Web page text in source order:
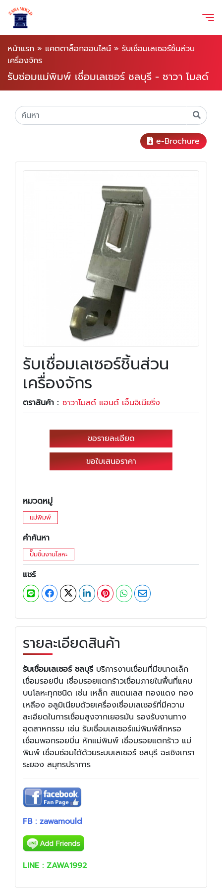
หน้าแรก » แคตตาล็อกออนไลน์ » รับเชื่อมเลเซอร์ชิ้นส่วน
เครื่องจักร
รับซ่อมแม่พิมพ์ เชื่อมเลเซอร์ ชลบุรี - ซาวา โมลด์
e-Brochure
รับเชื่อมเลเซอร์ชิ้นส่วน
เครื่องจักร
ตราสินค้า : ซาวาโมลด์ แอนด์ เอ็นจิเนียริ่ง
ขอรายละเอียด
ขอใบเสนอราคา
หมวดหมู่
แม่พิมพ์
คำค้นหา
ปั๊มชิ้นงานโลหะ
แชร์
รายละเอียดสินค้า
รับเชื่อมเลเซอร์ ชลบุรี บริการงานเชื่อมที่มีขนาดเล็ก
เชื่อมรอยบิ่น เชื่อมรอยแตกร้าวเชื่อมภายในพื้นที่แคบ
บนโลหะทุกชนิด เช่น เหล็ก สแตนเลส ทองแดง ทอง
เหลือง อลูมิเนียมด้วยเครื่องเชื่อมเลเซอร์ที่มีความ
ละเอียดในการเชื่อมสูงจากเยอรมัน รองรับงานทาง
อุตสาหกรรม เช่น รับเชื่อมเลเซอร์แม่พิมพ์สึกหรอ
เชื่อมพอกรอยบิ่น หักแม่พิมพ์ เชื่อมรอยแตกร้าว แม่
พิมพ์ เชื่อมซ่อมได้ด้วยระบบเลเซอร์ ชลบุรี ฉะเชิงเทรา
ระยอง สมุทรปราการ
FB : zawamould
LINE : ZAWA1992